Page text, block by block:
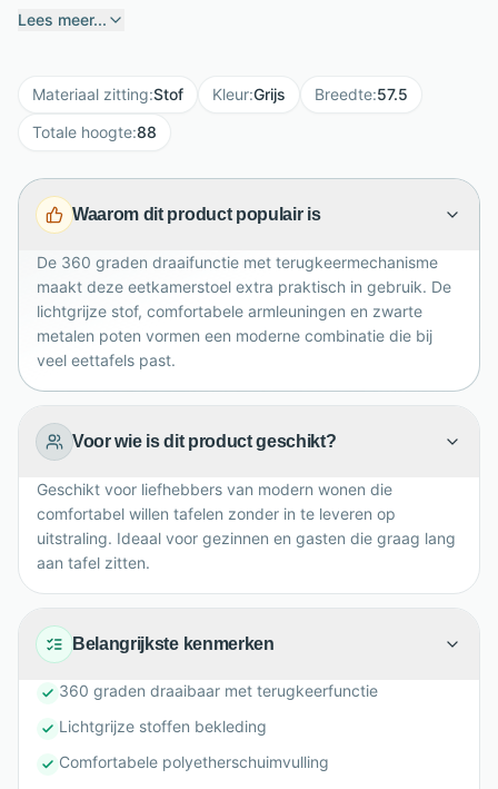
terwijl het zwarte metalen onderstel een stoer
mee en schuif je eenvoudig weer aan tafel. De
comfortabele polyetherschuimvulling ondersteunt
een lange spelletjesavond. Met armleuningen, een
hoge rugleuning en compacte afmetingen van 88 cm
comfort met een luchtige vormgeving. Een praktische
draaistoel voor een eigentijds interieur, waarin
dagelijks comfort en design moeiteloos samenkomen.
Lees meer...
Materiaal zitting:Stof Kleur:Grijs Breedte:57.5
Totale hoogte:88
Waarom dit product populair is
De 360 graden draaifunctie met terugkeermechanisme
maakt deze eetkamerstoel extra praktisch in gebruik. De
lichtgrijze stof, comfortabele armleuningen en zwarte
metalen poten vormen een moderne combinatie die bij
veel eettafels past.
Voor wie is dit product geschikt?
Geschikt voor liefhebbers van modern wonen die
comfortabel willen tafelen zonder in te leveren op
uitstraling. Ideaal voor gezinnen en gasten die graag lang
aan tafel zitten.
Belangrijkste kenmerken
360 graden draaibaar met terugkeerfunctie
Lichtgrijze stoffen bekleding
Comfortabele polyetherschuimvulling